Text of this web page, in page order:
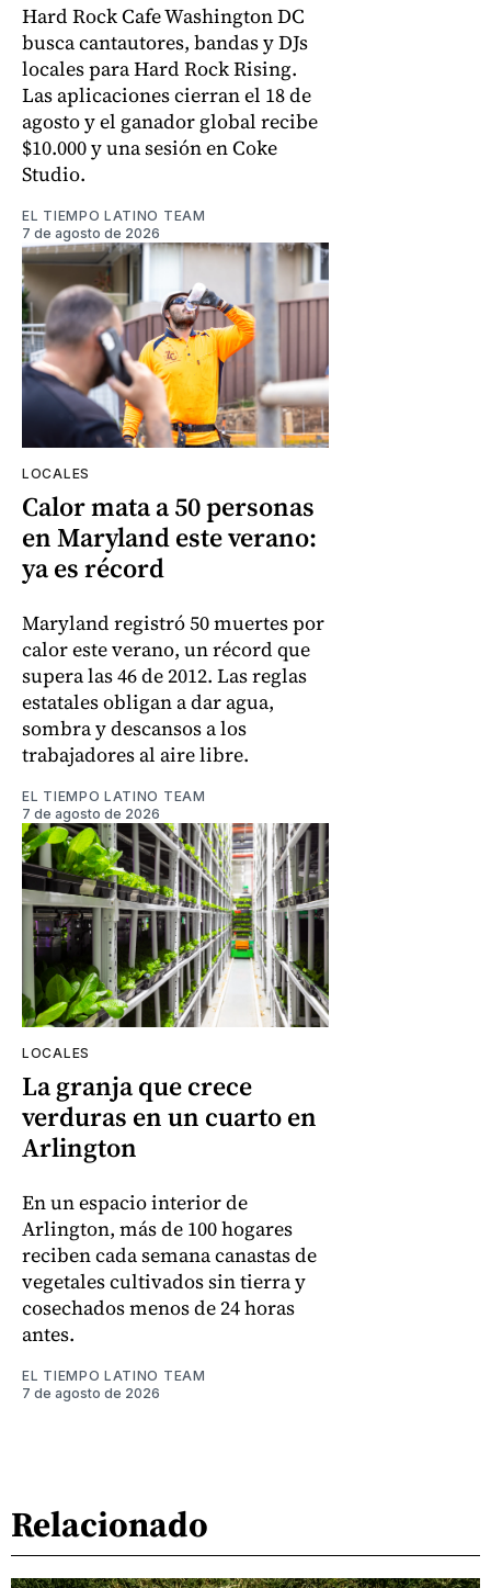
Hard Rock Cafe Washington DC
busca cantautores, bandas y DJs
locales para Hard Rock Rising.
Las aplicaciones cierran el 18 de
agosto y el ganador global recibe
$10.000 y una sesión en Coke
Studio.
EL TIEMPO LATINO TEAM
7 de agosto de 2026
LOCALES
Calor mata a 50 personas
en Maryland este verano:
ya es récord
Maryland registró 50 muertes por
calor este verano, un récord que
supera las 46 de 2012. Las reglas
estatales obligan a dar agua,
sombra y descansos a los
trabajadores al aire libre.
EL TIEMPO LATINO TEAM
7 de agosto de 2026
LOCALES
La granja que crece
verduras en un cuarto en
Arlington
En un espacio interior de
Arlington, más de 100 hogares
reciben cada semana canastas de
vegetales cultivados sin tierra y
cosechados menos de 24 horas
antes.
EL TIEMPO LATINO TEAM
7 de agosto de 2026
Relacionado